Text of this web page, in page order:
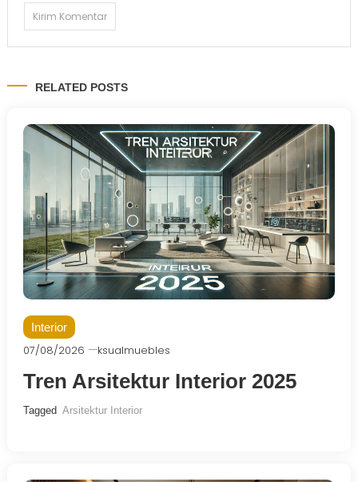
RELATED POSTS
Interior
07/08/2026 ksualmuebles
Tren Arsitektur Interior 2025
Tagged Arsitektur Interior